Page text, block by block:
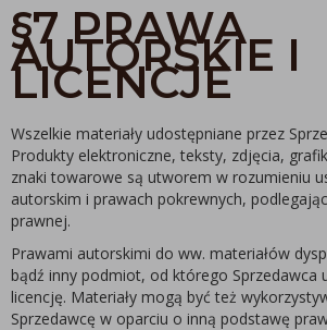
§7 PRAWA
AUTORSKIE I
LICENCJE
Wszelkie materiały udostępniane przez
Produkty elektroniczne, teksty, zdjęcia,
znaki towarowe są utworem w rozumieniu
autorskim i prawach pokrewnych,
prawnej.
Prawami autorskimi do ww. materiałów
bądź inny podmiot, od którego Sprzedawca
licencję. Materiały mogą być też
Sprzedawcę w oparciu o inną podstawę